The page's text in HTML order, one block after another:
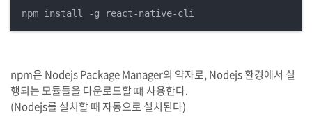
npm install -g react-native-cli
npm은 Nodejs Package Manager의 약자로, Nodejs 환경에서 실
행되는 모듈들을 다운로드할 떄 사용한다.
(Nodejs를 설치할 때 자동으로 설치된다)